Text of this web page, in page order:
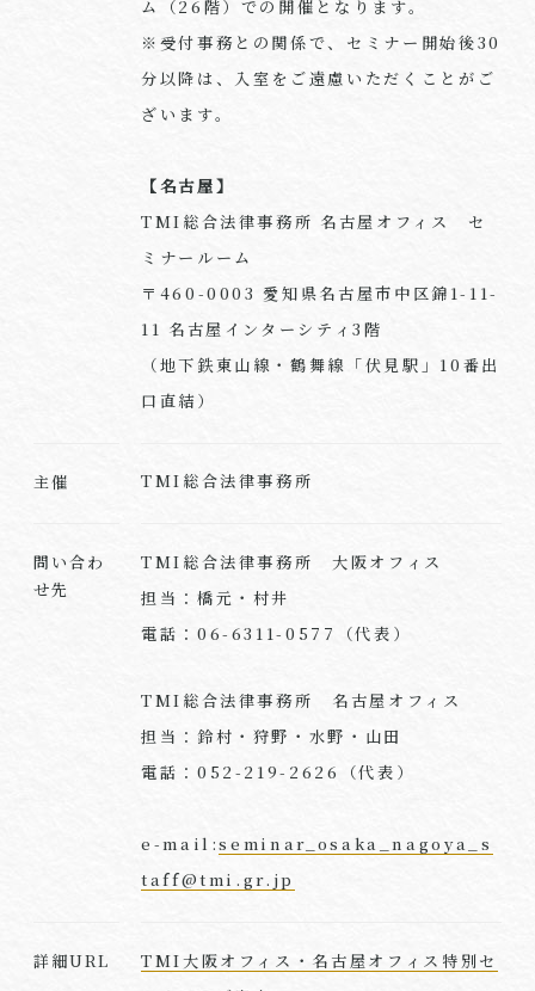
ム（26階）での開催となります。
※受付事務との関係で、セミナー開始後30
分以降は、入室をご遠慮いただくことがご
ざいます。
【名古屋】
TMI総合法律事務所 名古屋オフィス セ
ミナールーム
〒460-0003 愛知県名古屋市中区錦1-11-
11 名古屋インターシティ3階
（地下鉄東山線・鶴舞線「伏見駅」10番出
口直結）
主催 TMI総合法律事務所
問い合わ
せ先
TMI総合法律事務所 大阪オフィス
担当：橋元・村井
電話：06-6311-0577（代表）
TMI総合法律事務所 名古屋オフィス
担当：鈴村・狩野・水野・山田
電話：052-219-2626（代表）
e-mail:seminar_osaka_nagoya_s
taff@tmi.gr.jp
詳細URL
TMI大阪オフィス・名古屋オフィス特別セ